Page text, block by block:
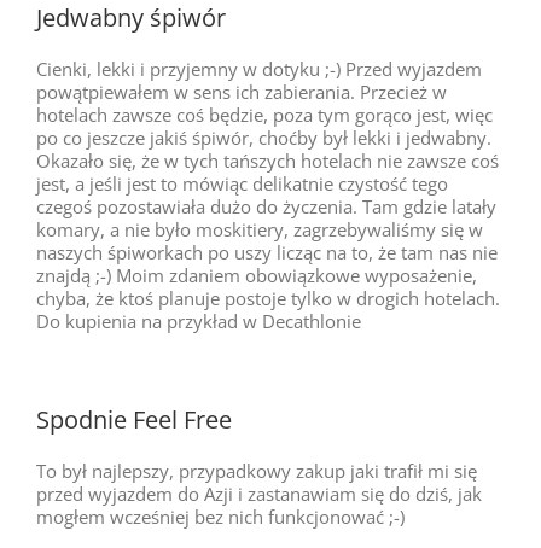
Jedwabny śpiwór
Cienki, lekki i przyjemny w dotyku ;-) Przed wyjazdem
powątpiewałem w sens ich zabierania. Przecież w
hotelach zawsze coś będzie, poza tym gorąco jest, więc
po co jeszcze jakiś śpiwór, choćby był lekki i jedwabny.
Okazało się, że w tych tańszych hotelach nie zawsze coś
jest, a jeśli jest to mówiąc delikatnie czystość tego
czegoś pozostawiała dużo do życzenia. Tam gdzie latały
komary, a nie było moskitiery, zagrzebywaliśmy się w
naszych śpiworkach po uszy licząc na to, że tam nas nie
znajdą ;-) Moim zdaniem obowiązkowe wyposażenie,
chyba, że ktoś planuje postoje tylko w drogich hotelach.
Do kupienia na przykład w Decathlonie
Spodnie Feel Free
To był najlepszy, przypadkowy zakup jaki trafił mi się
przed wyjazdem do Azji i zastanawiam się do dziś, jak
mogłem wcześniej bez nich funkcjonować ;-)